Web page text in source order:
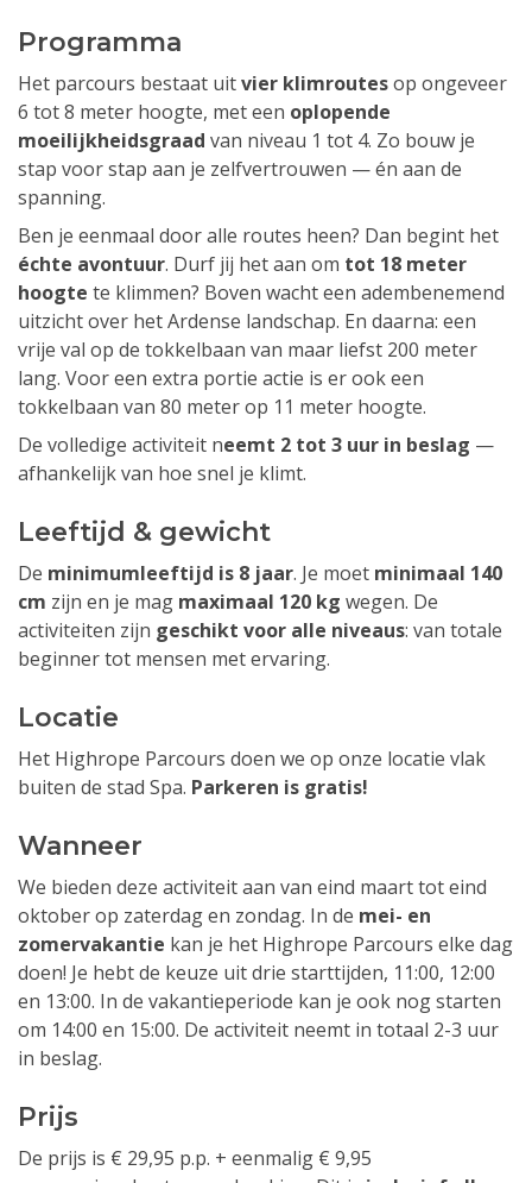
Programma
Het parcours bestaat uitvier klimroutesop ongeveer
6 tot 8 meter hoogte, met een oplopende
moeilijkheidsgraad van niveau 1 tot 4. Zo bouw je
stap voor stap aan je zelfvertrouwen — én aan de
spanning.
Ben je eenmaal door alle routes heen? Dan begint het
échte avontuur. Durf jij het aan om tot 18 meter
hoogte te klimmen? Boven wacht een adembenemend
uitzicht over het Ardense landschap. En daarna: een
vrije val op de tokkelbaan van maar liefst 200 meter
lang. Voor een extra portie actie is er ook een
tokkelbaan van 80 meter op 11 meter hoogte.
De volledige activiteit neemt 2 tot 3 uur in beslag —
afhankelijk van hoe snel je klimt.
Leeftijd & gewicht
De minimumleeftijd is 8 jaar. Je moet minimaal 140
cm zijn en je mag maximaal 120 kg wegen. De
activiteiten zijn geschikt voor alle niveaus: van totale
beginner tot mensen met ervaring.
Locatie
Het Highrope Parcours doen we op onze locatie vlak
buiten de stad Spa. Parkeren is gratis!
Wanneer
We bieden deze activiteit aan van eind maart tot eind
oktober op zaterdag en zondag. In de mei- en
zomervakantie kan je het Highrope Parcours elke dag
doen! Je hebt de keuze uit drie starttijden, 11:00, 12:00
en 13:00. In de vakantieperiode kan je ook nog starten
om 14:00 en 15:00. De activiteit neemt in totaal 2-3 uur
in beslag.
Prijs
De prijs is € 29,95 p.p. + eenmalig € 9,95